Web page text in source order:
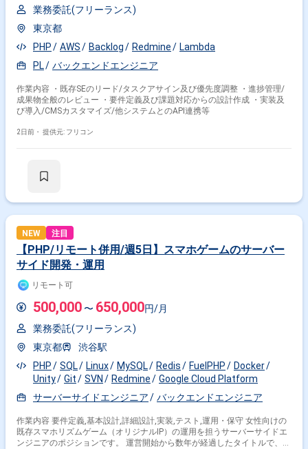
業務委託(フリーランス)
東京都
PHP
AWS Backlog Redmine
Lambda
PL
バックエンドエンジニア
作業内容 ・既存SEのリード/タスクアサイン及び優先度調整 ・進捗管理/
成果物全般のレビュー ・要件定義及び課題対応からの設計作成 ・実装及
び導入/CMSカスタマイズ/他システムとのAPI連携等
2日前・ 提供元: フリコン
NEW 注目
【PHP/リモート併用/週5日】スマホゲームのサーバー
サイド開発・運用
リモート可
500,000 〜 650,000円/月
業務委託(フリーランス)
東京都
渋谷駅
PHP
SQL Linux MySQL Redis FuelPHP
Docker
Unity
Git SVN Redmine
Google Cloud Platform
サーバーサイドエンジニア
バックエンドエンジニア
作業内容 要件定義,基本設計,詳細設計,実装,テスト,運用・保守 女性向けの
既存スマホリズムゲーム（オリジナルIP）の運用を担うサーバーサイドエ
ンジニアのポジションです。 運営開始から数年が経過したタイトルで、数